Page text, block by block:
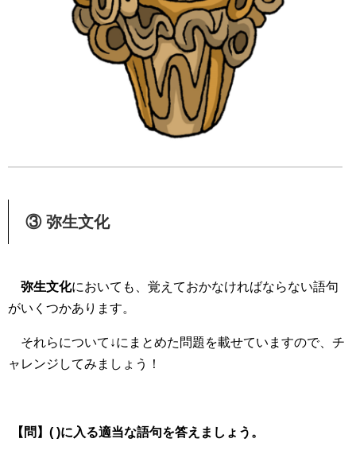
③ 弥生文化
弥生文化においても、覚えておかなければならない語句
がいくつかあります。
それらについて↓にまとめた問題を載せていますので、チ
ャレンジしてみましょう！
【問】( )に入る適当な語句を答えましょう。